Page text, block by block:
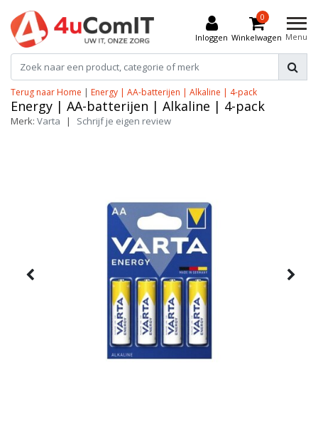
Inloggen
0
Winkelwagen Menu
Terug naar Home | Energy | AA-batterijen | Alkaline | 4-pack
Energy | AA-batterijen | Alkaline | 4-pack
Merk: Varta | Schrijf je eigen review